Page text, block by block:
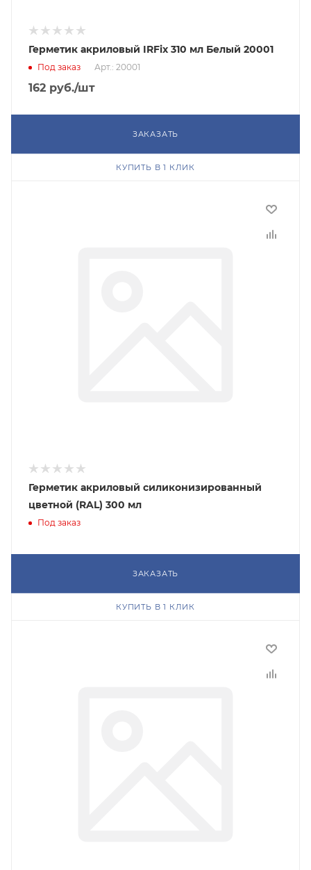
Герметик акриловый IRFix 310 мл Белый 20001
Под заказ Арт.: 20001
162 руб./шт
ЗАКАЗАТЬ
КУПИТЬ В 1 КЛИК
Герметик акриловый силиконизированный
цветной (RAL) 300 мл
Под заказ
ЗАКАЗАТЬ
КУПИТЬ В 1 КЛИК